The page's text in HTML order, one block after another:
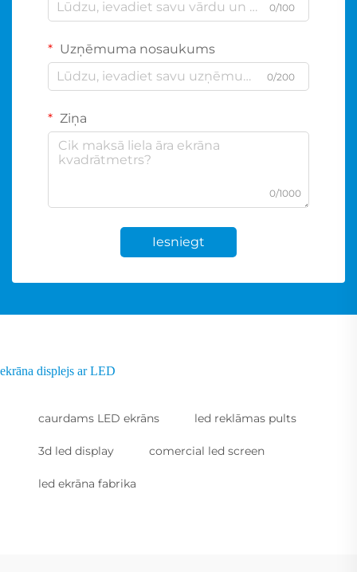
0/100
Uzņēmuma nosaukums
0/200
Ziņa
0/1000
Iesniegt
ekrāna displejs ar LED
caurdams LED ekrāns led reklāmas pults
3d led display comercial led screen
led ekrāna fabrika